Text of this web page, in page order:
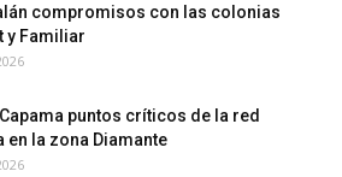
compromisos con las colonias
y Familiar
puntos críticos de la red
en la zona Diamante